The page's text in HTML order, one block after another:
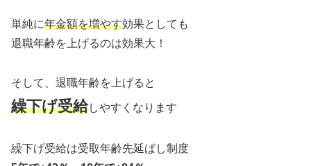
単純に年金額を増やす効果としても
退職年齢を上げるのは効果大！
そして、退職年齢を上げると
繰下げ受給しやすくなります
繰下げ受給は受取年齢先延ばし制度